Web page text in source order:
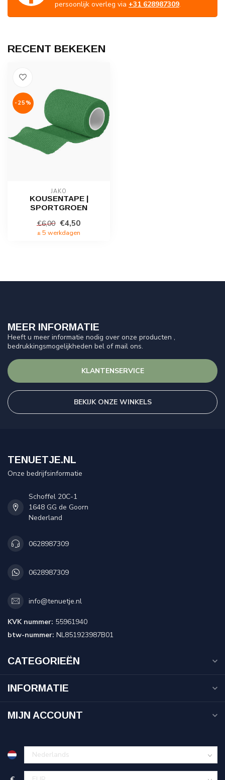
persoonlijk overleg via +31 628987309.
RECENT BEKEKEN
-25%
JAKO
KOUSENTAPE |
SPORTGROEN
€6,00 €4,50
± 5 werkdagen
MEER INFORMATIE
Heeft u meer informatie nodig over onze producten ,
bedrukkingsmogelijkheden bel of mail ons.
KLANTENSERVICE
BEKIJK ONZE WINKELS
TENUETJE.NL
Onze bedrijfsinformatie
Schoffel 20C-1
1648 GG de Goorn
Nederland
0628987309
0628987309
info@tenuetje.nl
KVK nummer: 55961940
btw-nummer: NL851923987B01
CATEGORIEËN
INFORMATIE
MIJN ACCOUNT